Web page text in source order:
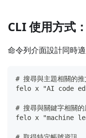
CLI 使用方式
命令列介面設計同時
# 搜尋與主題相關的推
felo x "AI code
# 搜尋與關鍵字相關的
felo x "machine